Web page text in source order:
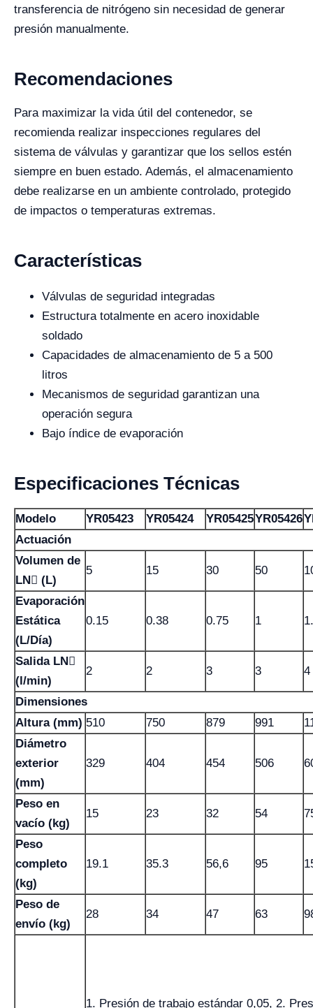
transferencia de nitrógeno sin necesidad de generar
presión manualmente.
Recomendaciones
Para maximizar la vida útil del contenedor, se
recomienda realizar inspecciones regulares del
sistema de válvulas y garantizar que los sellos estén
siempre en buen estado. Además, el almacenamiento
debe realizarse en un ambiente controlado, protegido
de impactos o temperaturas extremas.
Características
Válvulas de seguridad integradas
Estructura totalmente en acero inoxidable
soldado
Capacidades de almacenamiento de 5 a 500
litros
Mecanismos de seguridad garantizan una
operación segura
Bajo índice de evaporación
Especificaciones Técnicas
Modelo YR05423 YR05424 YR05425YR05426
Actuación
Volumen de
LN (L)
5 15 30 50
Evaporación
Estática
(L/Día)
0.15 0.38 0.75 1
Salida LN
(l/min)
2 2 3 3 4
Dimensiones
Altura (mm) 510 750 879 991
Diámetro
exterior
(mm)
329 404 454 506
Peso en
vacío (kg)
15 23 32 54
Peso
completo
(kg)
19.1 35.3 56,6 95
Peso de
envío (kg)
28 34 47 63
1. Presión de trabajo estándar 0,05, 2.